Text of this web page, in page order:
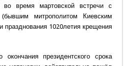
время мартовской встречи с
митрополитом Киевским
празднования 1020летия крещения
президентского срока